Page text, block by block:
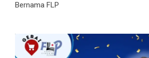
Bernama FLP